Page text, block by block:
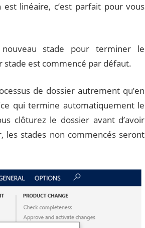
linéaire, c’est parfait pour vous
stade pour terminer le
est commencé par défaut.
de dossier autrement qu’en
qui termine automatiquement le
clôturez le dossier avant d’avoir
les stades non commencés seront